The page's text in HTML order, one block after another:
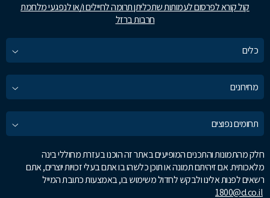
קול קורא לפרסום לעמותות שתכליתן תרומה לחיילים ו/או לנפגעי מלחמת
חרבות ברזל
כלים
מחירונים
תחומים נפוצים
חלק מהתמונות והתכנים המופיעים באתר זה הוכנו בעזרת מחוללי בינה
מלאכותית. אם זיהיתם תמונה או תוכן כלשהו בו אתם בעלי זכויות יוצרים, אתם
רשאים לפנות אלינו ולבקש לחדול משימוש בו, באמצעות כתובת המייל
1800@d.co.il